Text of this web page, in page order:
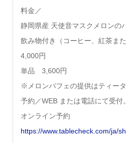
料金／
静岡県産 天使音マスクメロンの
飲み物付き（コーヒー、紅茶ま
4,000円
単品 3,600円
※メロンパフェの提供はティー
予約／WEB または電話にて受付。
オンライン予約
https://www.tablecheck.com/ja/